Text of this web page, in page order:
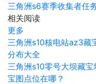
三角洲s6赛季收集者任
相关阅读
更多
三角洲s10核电站az3藏
分布大全
三角洲s10零号大坝藏宝
宝图点位在哪？